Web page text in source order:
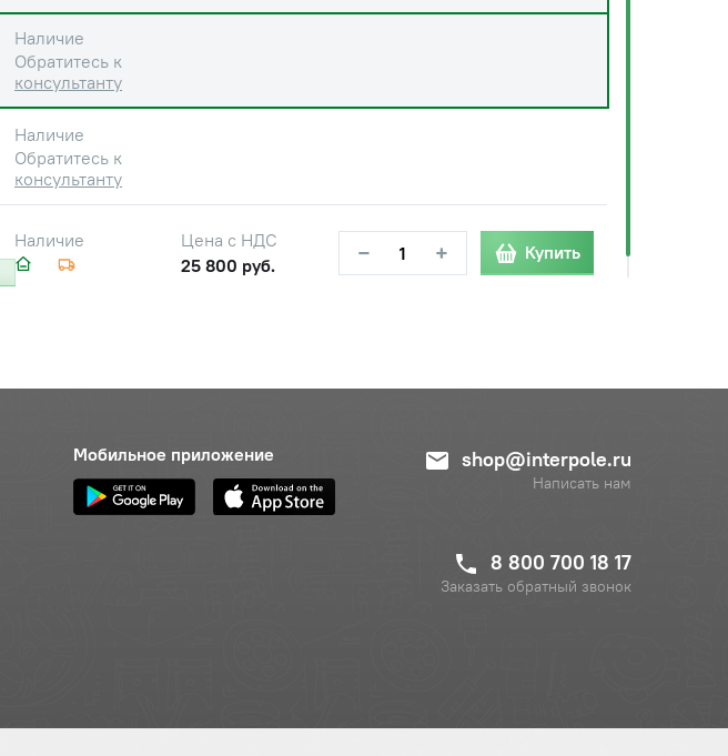
Наличие
Обратитесь к
консультанту
Наличие
Обратитесь к
консультанту
Наличие
Цена с НДС
25 800 руб.
− + Купить
Мобильное приложение shop@interpole.ru
Написать нам
8 800 700 18 17
Заказать обратный звонок